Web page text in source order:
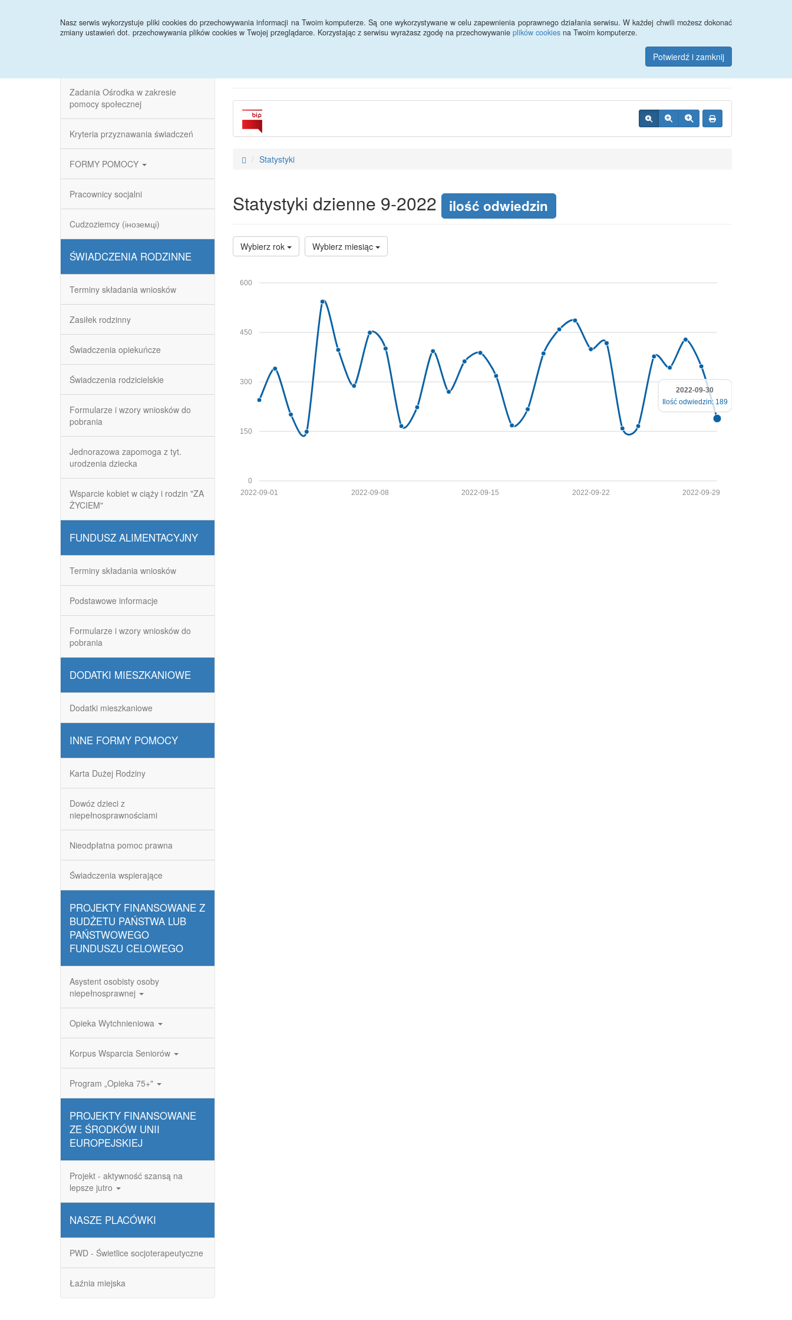
Nasz serwis wykorzystuje pliki cookies do przechowywania informacji na Twoim komputerze. Są one wykorzystywane w celu zapewnienia poprawnego działania serwisu. W każdej chwili możesz dokonać
zmiany ustawień dot. przechowywania plików cookies w Twojej przeglądarce. Korzystając z serwisu wyrażasz zgodę na przechowywanie plików cookies na Twoim komputerze.
Potwierdź i zamknij
Zadania Ośrodka w zakresie
pomocy społecznej
Kryteria przyznawania świadczeń
FORMY POMOCY
Pracownicy socjalni
Cudzoziemcy (іноземці)
ŚWIADCZENIA RODZINNE
Terminy składania wniosków
Zasiłek rodzinny
Świadczenia opiekuńcze
Świadczenia rodzicielskie
Formularze i wzory wniosków do
pobrania
Jednorazowa zapomoga z tyt.
urodzenia dziecka
Wsparcie kobiet w ciąży i rodzin "ZA
ŻYCIEM"
FUNDUSZ ALIMENTACYJNY
Terminy składania wniosków
Podstawowe informacje
Formularze i wzory wniosków do
pobrania
DODATKI MIESZKANIOWE
Dodatki mieszkaniowe
INNE FORMY POMOCY
Karta Dużej Rodziny
Dowóz dzieci z
niepełnosprawnościami
Nieodpłatna pomoc prawna
Świadczenia wspierające
PROJEKTY FINANSOWANE Z
BUDŻETU PAŃSTWA LUB
PAŃSTWOWEGO
FUNDUSZU CELOWEGO
Asystent osobisty osoby
niepełnosprawnej
Opieka Wytchnieniowa
Korpus Wsparcia Seniorów
Program „Opieka 75+"
PROJEKTY FINANSOWANE
ZE ŚRODKÓW UNII
EUROPEJSKIEJ
Projekt - aktywność szansą na
lepsze jutro
NASZE PLACÓWKI
PWD - Świetlice socjoterapeutyczne
Łaźnia miejska
Miejski Ośrodek Pomocy Społecznej w Kwidzynie
Statystyki
Statystyki dzienne 9-2022 ilość odwiedzin
Wybierz rok Wybierz miesiąc
0
150
300
450
600
2022-09-29
2022-09-22
2022-09-15
2022-09-08
2022-09-01
2022-09-30
Ilość odwiedzin: 189